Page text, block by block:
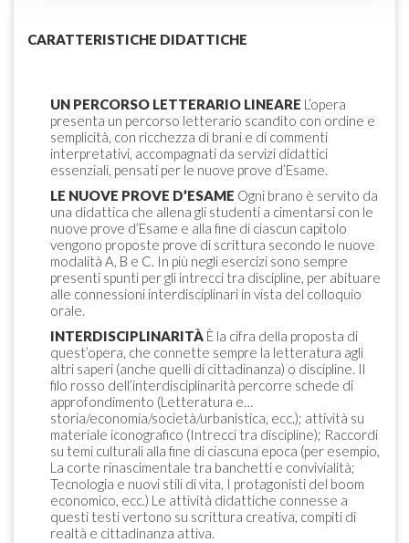
CARATTERISTICHE DIDATTICHE
UN PERCORSO LETTERARIO LINEARE L’opera
presenta un percorso letterario scandito con ordine e
semplicità, con ricchezza di brani e di commenti
interpretativi, accompagnati da servizi didattici
essenziali, pensati per le nuove prove d’Esame.
LE NUOVE PROVE D’ESAME Ogni brano è servito da
una didattica che allena gli studenti a cimentarsi con le
nuove prove d’Esame e alla fine di ciascun capitolo
vengono proposte prove di scrittura secondo le nuove
modalità A, B e C. In più negli esercizi sono sempre
presenti spunti per gli intrecci tra discipline, per abituare
alle connessioni interdisciplinari in vista del colloquio
orale.
INTERDISCIPLINARITÀ È la cifra della proposta di
quest’opera, che connette sempre la letteratura agli
altri saperi (anche quelli di cittadinanza) o discipline. Il
filo rosso dell’interdisciplinarità percorre schede di
approfondimento (Letteratura e…
storia/economia/società/urbanistica, ecc.); attività su
materiale iconografico (Intrecci tra discipline); Raccordi
su temi culturali alla fine di ciascuna epoca (per esempio,
La corte rinascimentale tra banchetti e convivialità;
Tecnologia e nuovi stili di vita, I protagonisti del boom
economico, ecc.) Le attività didattiche connesse a
questi testi vertono su scrittura creativa, compiti di
realtà e cittadinanza attiva.